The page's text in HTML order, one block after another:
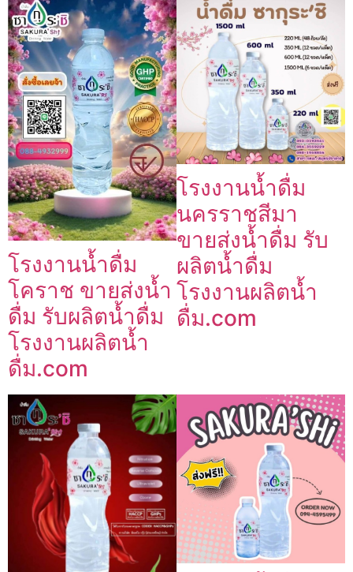
โรงงานน้ำดื่ม
โคราช ขายส่งน้ำ
ดื่ม รับผลิตน้ำดื่ม
โรงงานผลิตน้ำ
ดื่ม.com
โรงงานน้ำดื่ม
นครราชสีมา
ขายส่งน้ำดื่ม รับ
ผลิตน้ำดื่ม
โรงงานผลิตน้ำ
ดื่ม.com